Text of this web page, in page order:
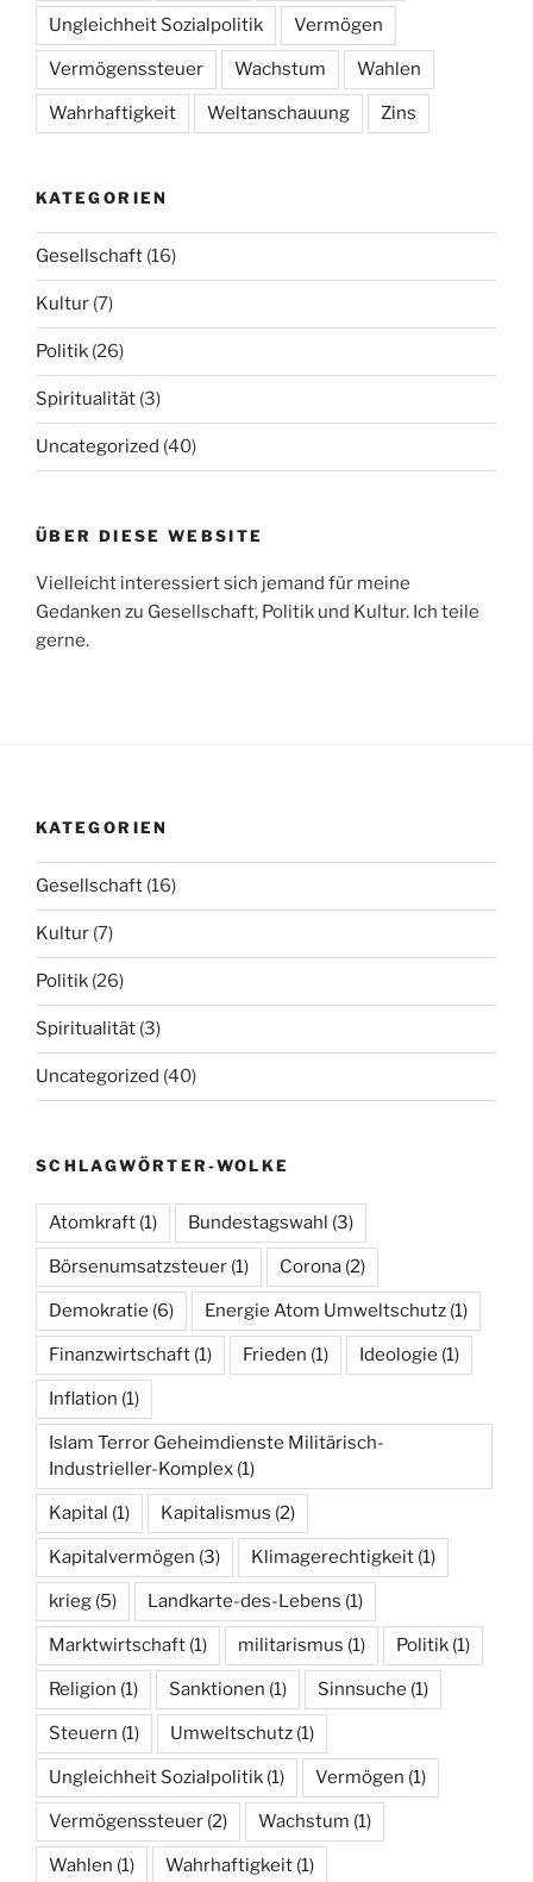
Ungleichheit Sozialpolitik Vermögen
Vermögenssteuer Wachstum Wahlen
Wahrhaftigkeit Weltanschauung Zins
KATEGORIEN
Gesellschaft (16)
Kultur (7)
Politik (26)
Spiritualität (3)
Uncategorized (40)
ÜBER DIESE WEBSITE
Vielleicht interessiert sich jemand für meine
Gedanken zu Gesellschaft, Politik und Kultur. Ich teile
gerne.
KATEGORIEN
Gesellschaft (16)
Kultur (7)
Politik (26)
Spiritualität (3)
Uncategorized (40)
SCHLAGWÖRTER-WOLKE
Atomkraft (1) Bundestagswahl (3)
Börsenumsatzsteuer (1) Corona (2)
Demokratie (6) Energie Atom Umweltschutz (1)
Finanzwirtschaft (1) Frieden (1) Ideologie (1)
Inflation (1)
Islam Terror Geheimdienste Militärisch-
Industrieller-Komplex (1)
Kapital (1) Kapitalismus (2)
Kapitalvermögen (3) Klimagerechtigkeit (1)
krieg (5) Landkarte-des-Lebens (1)
Marktwirtschaft (1) militarismus (1) Politik (1)
Religion (1) Sanktionen (1) Sinnsuche (1)
Steuern (1) Umweltschutz (1)
Ungleichheit Sozialpolitik (1) Vermögen (1)
Vermögenssteuer (2) Wachstum (1)
Wahlen (1) Wahrhaftigkeit (1)